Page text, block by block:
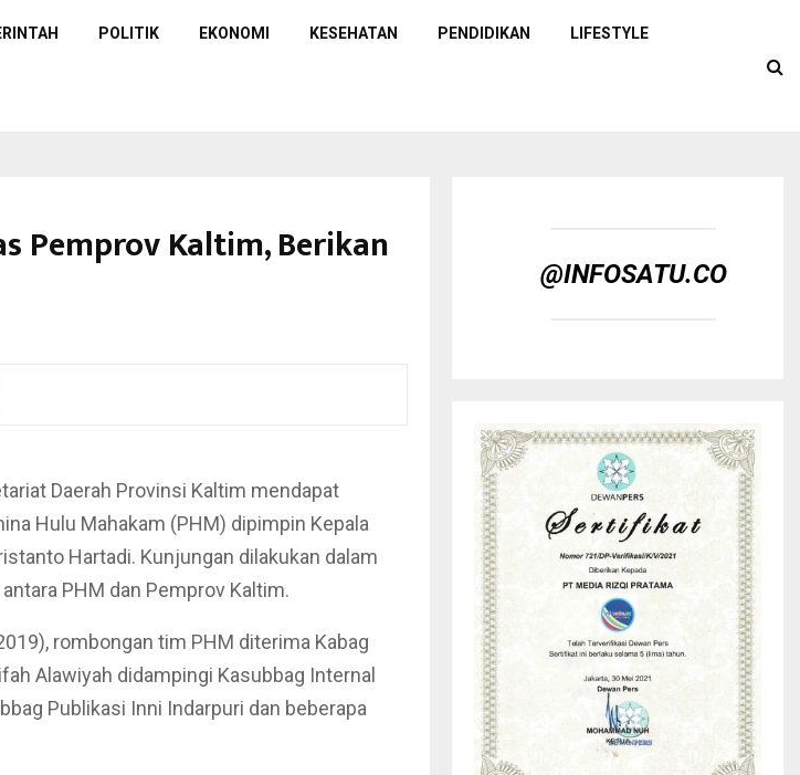
POLITIK EKONOMI KESEHATAN PENDIDIKAN LIFESTYLE
Pemprov Kaltim, Berikan
Daerah Provinsi Kaltim mendapat
Hulu Mahakam (PHM) dipimpin Kepala
Hartadi. Kunjungan dilakukan dalam
PHM dan Pemprov Kaltim.
rombongan tim PHM diterima Kabag
Alawiyah didampingi Kasubbag Internal
Publikasi Inni Indarpuri dan beberapa
@INFOSATU.CO